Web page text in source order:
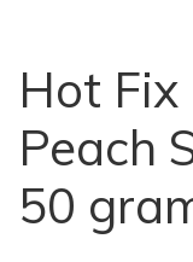
Hot
Peach
50